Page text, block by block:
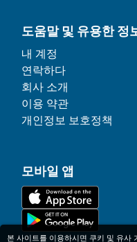
도움말 및 유용한 정
내 계정
연락하다
회사 소개
이용 약관
개인정보 보호정책
모바일 앱
본 사이트를 이용하시면 쿠키 및 유사